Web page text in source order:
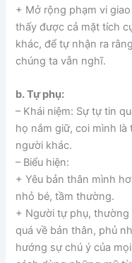
+ Mở rộng phạm vi
thấy được cả mặt tích
khác, để tự nhận ra
chúng ta vẫn nghĩ.
b. Tự phụ:
– Khái niệm: Sự tự tin
họ nắm giữ, coi mình
người khác.
– Biểu hiện:
+ Yêu bản thân mình
nhỏ bé, tầm thường.
+ Người tự phụ,
quá về bản thân, phủ
hướng sự chú ý của